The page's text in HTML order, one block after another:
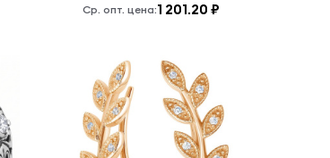
Ср. опт. цена:1 201.20 ₽